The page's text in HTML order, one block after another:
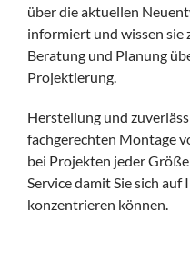
über die aktuellen
informiert und wissen sie
Beratung und Planung
Projektierung.
Herstellung und
fachgerechten Montage
bei Projekten jeder
Service damit Sie sich auf
konzentrieren können.